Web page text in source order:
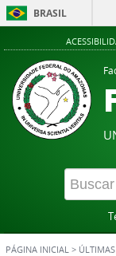
BRASIL
PÁGINA INICIAL >